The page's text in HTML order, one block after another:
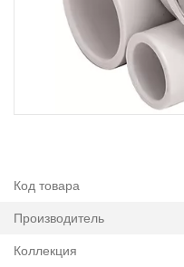
Код товара
Производитель
Коллекция